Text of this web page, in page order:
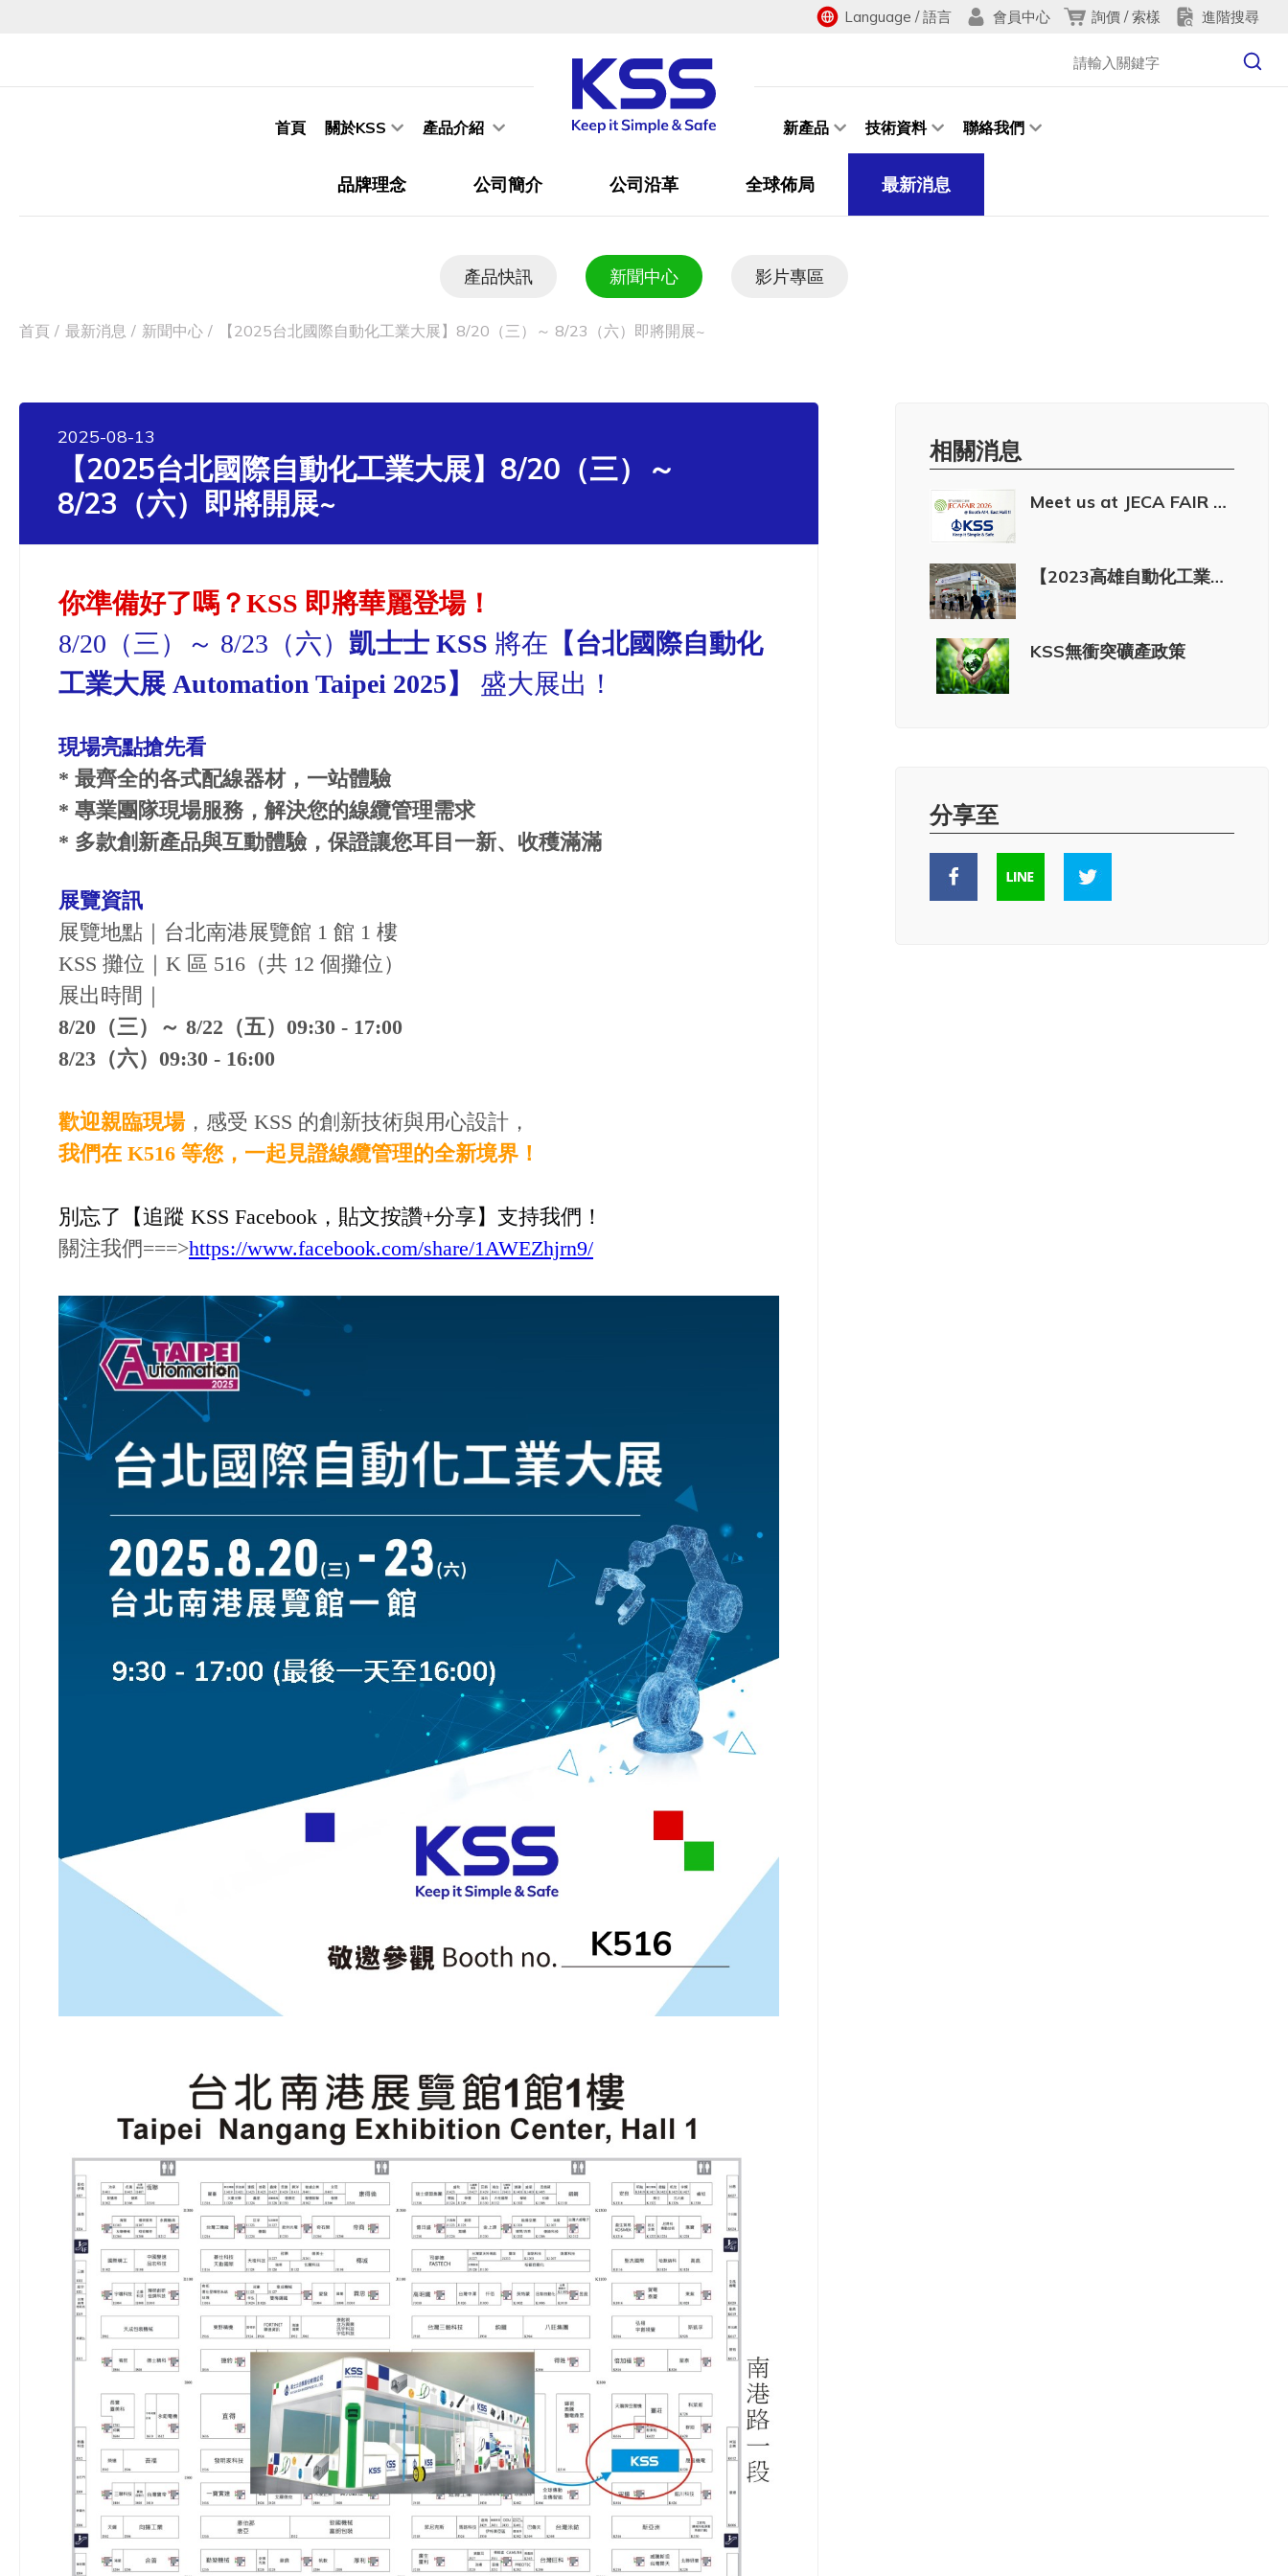
Language / 語言 會員中心 詢價 / 索樣 進階搜尋
首頁 關於KSS 產品介紹 新產品 技術資料 聯絡我們
品牌理念 公司簡介 公司沿革 全球佈局 最新消息
產品快訊 新聞中心 影片專區
首頁 最新消息 新聞中心 【2025台北國際自動化工業大展】8/20（三）～ 8/23（六）即將開展~
2025-08-13
【2025台北國際自動化工業大展】8/20（三）～
8/23（六）即將開展~
你準備好了嗎？KSS 即將華麗登場！
8/20（三）～ 8/23（六） 凱士士 KSS 將在 【台北國際自動化
工業大展 Automation Taipei 2025】
盛大展出！
現場亮點搶先看
* 最齊全的各式配線器材，一站體驗
* 專業團隊現場服務，解決您的線纜管理需求
* 多款創新產品與互動體驗，保證讓您耳目一新、收穫滿滿
展覽資訊
展覽地點｜台北南港展覽館 1 館 1 樓
KSS 攤位｜K 區 516（共 12 個攤位）
展出時間｜
8/20（三）～ 8/22（五）09:30 - 17:00
8/23（六）09:30 - 16:00
歡迎親臨現場，感受 KSS 的創新技術與用心設計，
我們在 K516 等您，一起見證線纜管理的全新境界！
別忘了【追蹤 KSS Facebook ，貼文按讚+分享】支持我們！
關注我們===>https://www.facebook.com/share/1AWEZhjrn9/
相關消息
Meet us at JECA FAIR 2026 | Booth A14
【2023高雄自動化工業展】 5/17(三)~5/20(六) 開展囉~
KSS無衝突礦產政策
分享至